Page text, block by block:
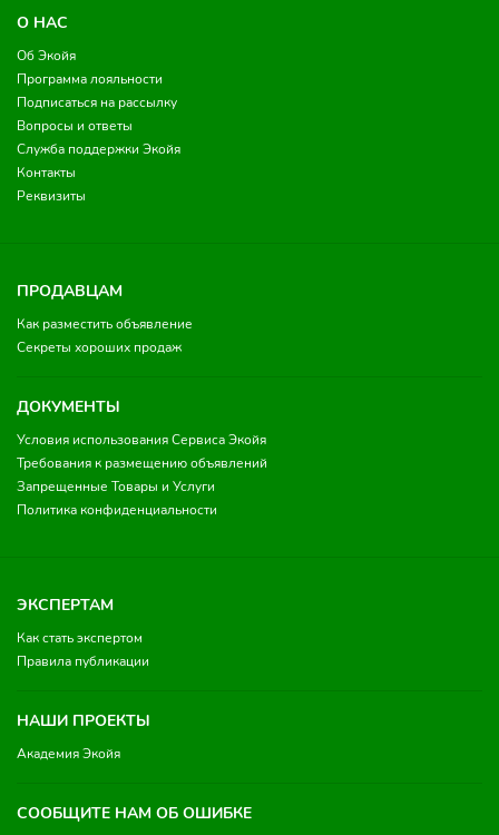
О НАС
Об Экойя
Программа лояльности
Подписаться на рассылку
Вопросы и ответы
Служба поддержки Экойя
Контакты
Реквизиты
ПРОДАВЦАМ
Как разместить объявление
Секреты хороших продаж
ДОКУМЕНТЫ
Условия использования Сервиса Экойя
Требования к размещению объявлений
Запрещенные Товары и Услуги
Политика конфиденциальности
ЭКСПЕРТАМ
Как стать экспертом
Правила публикации
НАШИ ПРОЕКТЫ
Академия Экойя
СООБЩИТЕ НАМ ОБ ОШИБКЕ